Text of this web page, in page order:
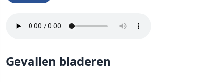
Gevallen bladeren